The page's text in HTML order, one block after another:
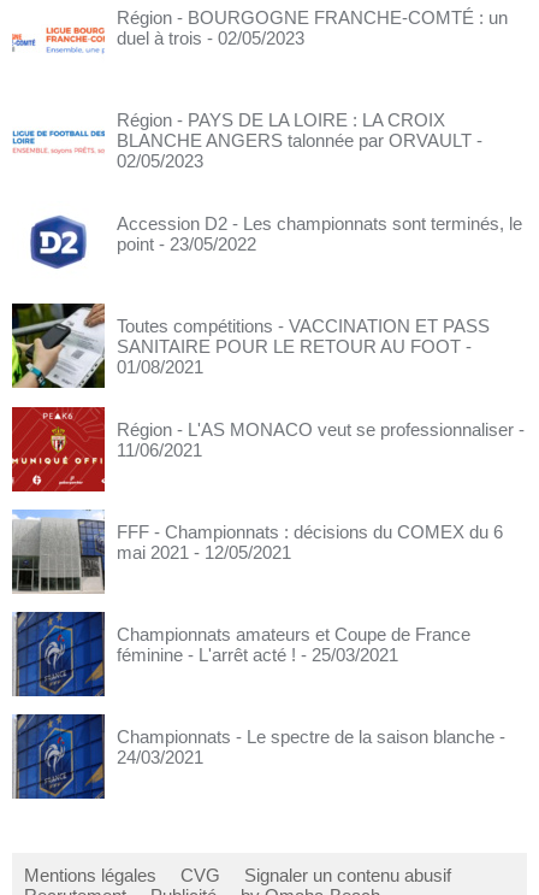
Région - BOURGOGNE FRANCHE-COMTÉ : un
duel à trois - 02/05/2023
Région - PAYS DE LA LOIRE : LA CROIX
BLANCHE ANGERS talonnée par ORVAULT -
02/05/2023
Accession D2 - Les championnats sont terminés, le
point - 23/05/2022
Toutes compétitions - VACCINATION ET PASS
SANITAIRE POUR LE RETOUR AU FOOT -
01/08/2021
Région - L'AS MONACO veut se professionnaliser -
11/06/2021
FFF - Championnats : décisions du COMEX du 6
mai 2021 - 12/05/2021
Championnats amateurs et Coupe de France
féminine - L'arrêt acté ! - 25/03/2021
Championnats - Le spectre de la saison blanche -
24/03/2021
Mentions légales CVG
Signaler un contenu abusif